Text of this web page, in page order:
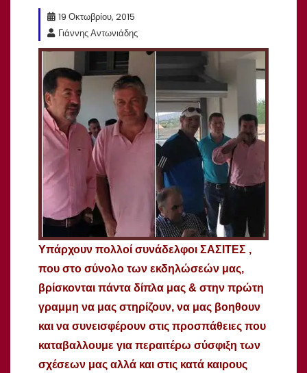
19 Οκτωβρίου, 2015
Γιάννης Αντωνιάδης
Υπάρχουν πολλοί συνάδελφοι ΣΑΣΙΤΕΣ ,
που στο σύνολο των εκδηλώσεών μας,
βρίσκονται πάντα δίπλα μας & στην πρώτη
γραμμη να μας στηρίζουν, να μας βοηθουν
και να συνεισφέρουν στις προσπάθειες που
καταβαλλουμε για περαιτέρω σύσφιξη των
σχέσεων μας αλλά και στις κατά καιρους